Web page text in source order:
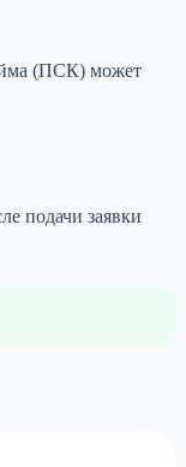
(ПСК) может
подачи заявки